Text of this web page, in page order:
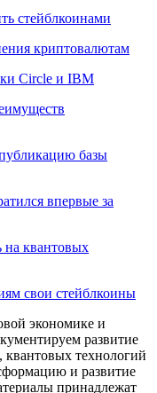
стейблкоинами
криптовалютам
Circle и IBM
базы
впервые за
на квантовых
свои стейблкоины
экономике и
развитие
квантовых технологий
и развитие
принадлежат